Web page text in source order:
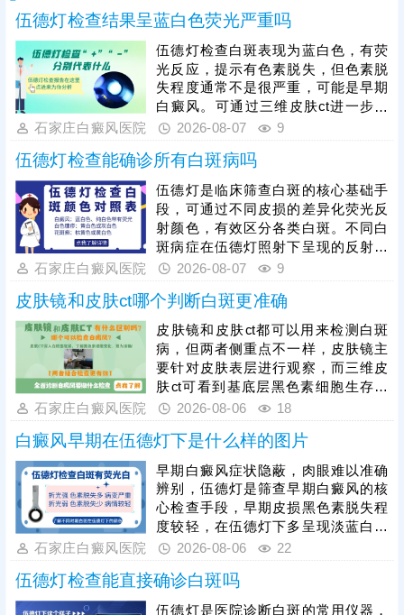
伍德灯检查结果呈蓝白色荧光严重吗
伍德灯检查白斑表现为蓝白色，有荧
光反应，提示有色素脱失，但色素脱
失程度通常不是很严重，可能是早期
白癜风。可通过三维皮肤ct进一步检
查，了解基底层黑色素细胞数目、生
学依据，准确分辨白斑时期和类型，
指导规范治疗。早期白癜风治疗可以
用药，对症祛白，也可以搭配308激
光综合祛白，提升祛白速度，加快肤
色还原。
石家庄白癜风医院 2026-08-07 9
伍德灯检查能确诊所有白斑病吗
伍德灯是临床筛查白斑的核心基础手
段，可通过不同皮损的差异化荧光反
射颜色，有效区分各类白斑。不同白
斑病症在伍德灯照射下呈现的反射颜
色不同，能初步甄别白癜风、白色糠
初步分型提供重要依据。尤其白癜风
病情复杂多变，单一伍德灯检查存在
局限性，临床需联合三维皮肤ct、血
常规、免疫异常检测等项目进一步检
查，清楚明确黑色素脱失程度、皮肤
皮损状态及身体诱因，全面掌握病
情。白癜风危害性较强，一般不会自
行消
石家庄白癜风医院 2026-08-07 9
皮肤镜和皮肤ct哪个判断白斑更准确
皮肤镜和皮肤ct都可以用来检测白斑
病，但两者侧重点不一样，皮肤镜主
要针对皮肤表层进行观察，而三维皮
肤ct可看到基底层黑色素细胞生存环
境、运动轨迹等。两项检查各有优
势，医院诊断白斑常用的有伍德灯+三
维皮肤ct，两项检查综合诊断，优势
互补，结果更准。白斑确诊后需在医
生指导下进行规范治疗，对症用药，
循序渐进令病情好转。
石家庄白癜风医院 2026-08-06 18
白癜风早期在伍德灯下是什么样的图片
早期白癜风症状隐蔽，肉眼难以准确
辨别，伍德灯是筛查早期白癜风的核
心检查手段，早期皮损黑色素脱失程
度较轻，在伍德灯下多呈现淡蓝白色
荧光，还可检查出肉眼无法察觉的隐
疹、色素减退斑等普通白斑，明确病
情状态。早期是白癜风治疗的黄金窗
石家庄白癜风医院 2026-08-06 22
伍德灯检查能直接确诊白斑吗
伍德灯是医院诊断白斑的常用仪器，